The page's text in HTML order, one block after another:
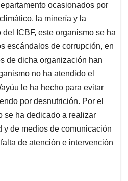
ocasionados por
la minería y la
ICBF, este organismo se ha
escándalos de corrupción, en
de dicha organización han
no ha atendido el
le ha hecho para evitar
por desnutrición. Por el
se ha dedicado a realizar
y de medios de comunicación
de atención e intervención